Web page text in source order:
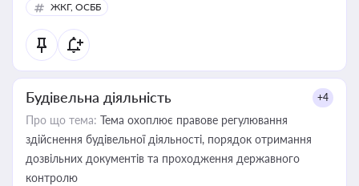
ЖКГ, ОСББ
Будівельна діяльність +4
Про що тема: Тема охоплює правове регулювання
здійснення будівельної діяльності, порядок отримання
дозвільних документів та проходження державного
контролю